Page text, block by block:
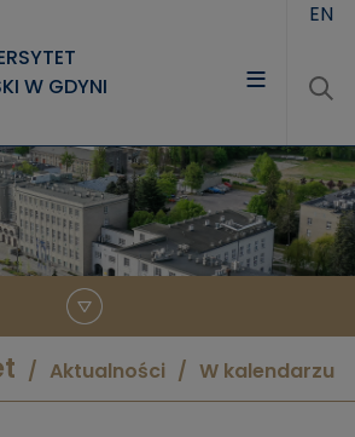
W GDYNI
EN
Aktualności W kalendarzu